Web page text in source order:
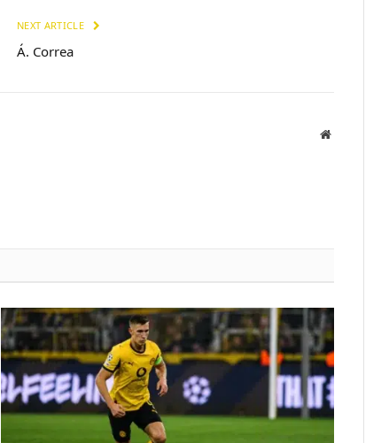
NEXT ARTICLE
Á. Correa
Website